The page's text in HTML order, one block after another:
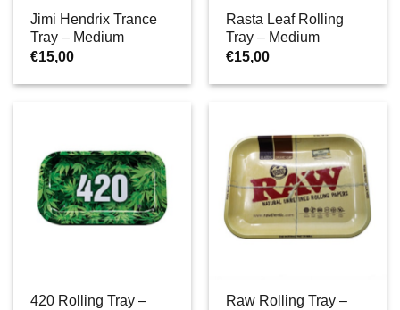
Jimi Hendrix Trance
Tray – Medium
€15,00
Rasta Leaf Rolling
Tray – Medium
€15,00
420 Rolling Tray –
Raw Rolling Tray –